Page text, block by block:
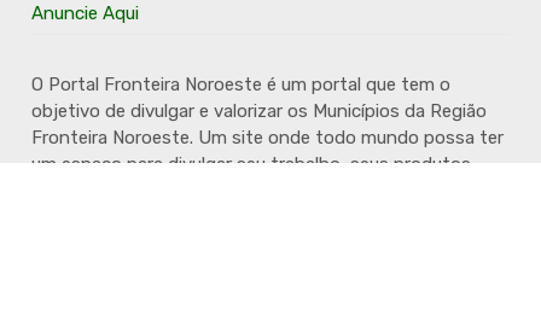
Anuncie Aqui
O Portal Fronteira Noroeste é um portal que tem o
objetivo de divulgar e valorizar os Municípios da Região
Fronteira Noroeste. Um site onde todo mundo possa ter
um espaço para divulgar seu trabalho, seus produtos,